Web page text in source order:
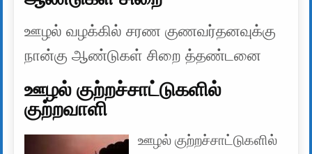
ஊழல் வழக்கில் சரண குணவர்தனவுக்கு
நான்கு ஆண்டுகள் சிறை த்தண்டனை
ஊழல் குற்றச்சாட்டுகளில்
குற்றவாளி
ஊழல் குற்றச்சாட்டுகளில்